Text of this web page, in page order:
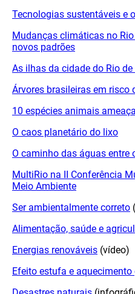
Tecnologias sustentáveis e
Mudanças climáticas no
novos padrões
As ilhas da cidade do Rio
Árvores brasileiras em risco
10 espécies animais
O caos planetário do lixo
O caminho das águas entre
MultiRio na II Conferência
Meio Ambiente
Ser ambientalmente correto
Alimentação, saúde e
Energias renováveis (vídeo)
Efeito estufa e aquecimento